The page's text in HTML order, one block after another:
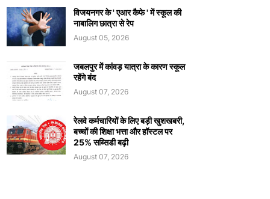
विजयनगर के ' एआर कैफे ' में स्कूल की
नाबालिग छात्रा से रेप
August 05, 2026
जबलपुर में कांवड़ यात्रा के कारण स्कूल
रहेंगे बंद
August 07, 2026
रेलवे कर्मचारियों के लिए बड़ी खुशखबरी,
बच्चों की शिक्षा भत्ता और हॉस्टल पर
25% सब्सिडी बढ़ी
August 07, 2026